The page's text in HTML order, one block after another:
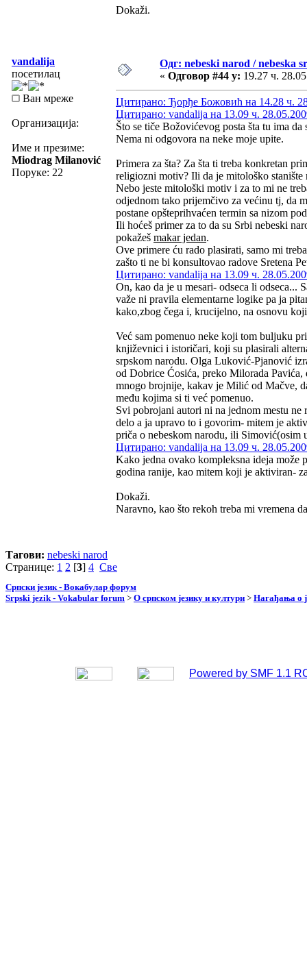
Dokaži.
vandalija
посетилац
Ван мреже
Организација:
Име и презиме:
Miodrag Milanović
Поруке: 22
Одг: nebeski narod / nebeska
« Одговор #44 у: 19.27 ч.
Цитирано: Ђорђе Божовић на 14.28 ч.
Цитирано: vandalija на 13.09 ч.
Što se tiče Božovićevog posta šta tu ima
Nema ni odgovora na neke moje upite.
Primera za šta? Za šta ti treba konkretan
religiozni motiv? Ili da je mitološko
Nebo jeste mitološki motiv i za to mi ne
odjednom tako prijemčivo za većinu tj, da
postane opšteprihvaćen termin sa nizom
Ili hoćeš primer za to da su Srbi nebeski
pokažeš makar jedan.
Ove primere ću rado plasirati, samo mi
zašto ti ne bi konsultovao radove Sretena
Цитирано: vandalija на 13.09 ч.
On, kao da je u mesari- odseca li odseca...
važe ni pravila elementarne logike pa ja
kako,zbog čega i, krucijelno, na osnovu
Već sam pomenuo neke koji tom buljuku
književnici i istoričari, koji su plasirali
srpskom narodu. Olga Luković-Pjanović
od Dobrice Ćosića, preko Milorada
mnogo brojnije, kakav je Milić od Mačve,
među kojima si ti već pomenuo.
Svi pobrojani autori ni na jednom mestu
delo a ja upravo to i govorim- mitem je
priča o nebeskom narodu, ili Simović(osim
Цитирано: vandalija на 13.09 ч.
Kako jedna ovako kompleksna ideja može
godina ranije, kao mitem koji je aktiviran-
Dokaži.
Naravno, kao što rekoh treba mi vremena
Тагови: nebeski narod
Странице: 1 2 [3] 4 Све
Српски језик - Вокабулар форум
Srpski jezik - Vokabular forum > О српском језику и култури > Нагађања о
Powered by SMF 1.1